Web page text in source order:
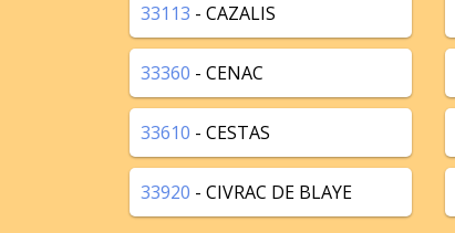
33113 - CAZALIS
33360 - CENAC
33610 - CESTAS
33920 - CIVRAC DE BLAYE